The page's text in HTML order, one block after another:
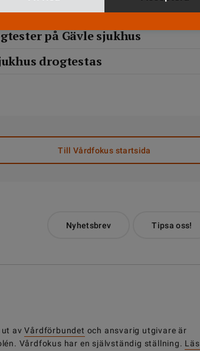
på Gävle sjukhus
drogtestas
Till Vårdfokus startsida
Nyhetsbrev Tipsa oss!
ut avVårdförbundet och ansvarig utgivare är
Vårdfokus har en självständig ställning. Läs